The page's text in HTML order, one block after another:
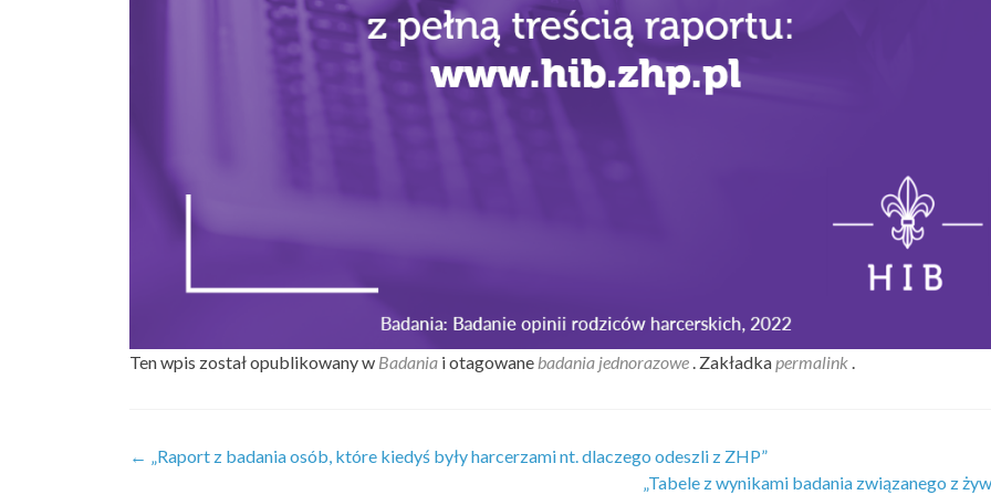
Ten wpis został opublikowany w Badania i otagowane badania jednorazowe . Zakładkapermalink .
Zobacz
← „Raport z badania osób, które kiedyś były harcerzami nt. dlaczego odeszli z ZHP”
„Tabele z wynikami badania związanego z